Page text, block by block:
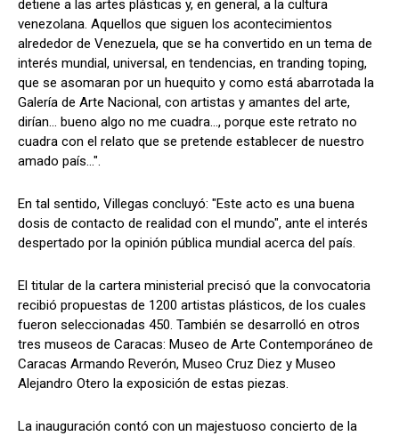
detiene a las artes plásticas y, en general, a la cultura
venezolana. Aquellos que siguen los acontecimientos
alrededor de Venezuela, que se ha convertido en un tema de
interés mundial, universal, en tendencias, en tranding toping,
que se asomaran por un huequito y como está abarrotada la
Galería de Arte Nacional, con artistas y amantes del arte,
dirían... bueno algo no me cuadra..., porque este retrato no
cuadra con el relato que se pretende establecer de nuestro
amado país...".
En tal sentido, Villegas concluyó: "Este acto es una buena
dosis de contacto de realidad con el mundo", ante el interés
despertado por la opinión pública mundial acerca del país.
El titular de la cartera ministerial precisó que la convocatoria
recibió propuestas de 1200 artistas plásticos, de los cuales
fueron seleccionadas 450. También se desarrolló en otros
tres museos de Caracas: Museo de Arte Contemporáneo de
Caracas Armando Reverón, Museo Cruz Diez y Museo
Alejandro Otero la exposición de estas piezas.
La inauguración contó con un majestuoso concierto de la